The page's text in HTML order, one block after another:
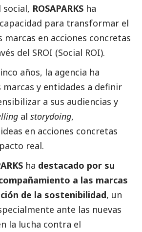
social, ROSAPARKS ha
para transformar el
en acciones concretas
del SROI (Social ROI).
años, la agencia ha
marcas y entidades a definir
a sus audiencias y
al storydoing,
en acciones concretas
real.
ha destacado por su
a las marcas
de la sostenibilidad, un
ante las nuevas
la lucha contra el